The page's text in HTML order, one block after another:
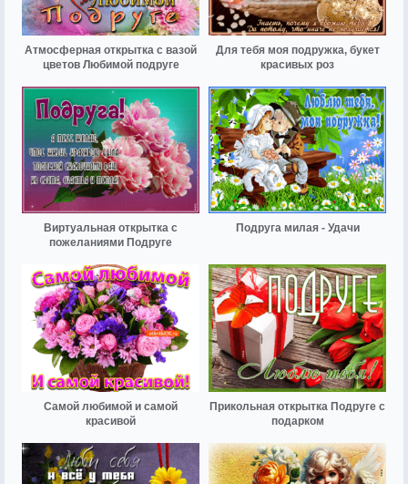
Атмосферная открытка с вазой
цветов Любимой подруге
Для тебя моя подружка, букет
красивых роз
Виртуальная открытка с
пожеланиями Подруге
Подруга милая - Удачи
Самой любимой и самой
красивой
Прикольная открытка Подруге с
подарком